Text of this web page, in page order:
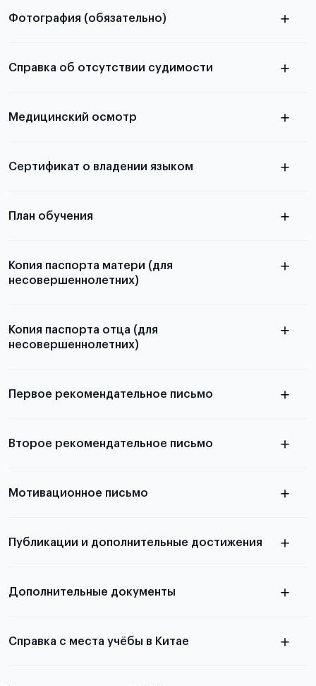
абитуриентов, изложена в статье.
Фотография (обязательно)
принимаются
Справка об отсутствии судимости
Медицинский осмотр
Для примеров заполнения и пустых
Сертификат о владении языком
План обучения
Копия паспорта матери (для
несовершеннолетних)
Копия паспорта отца (для
несовершеннолетних)
выезда
Первое рекомендательное письмо
письма
Второе рекомендательное письмо
письма
Мотивационное письмо
статье
Публикации и дополнительные достижения
Дополнительные документы
Справка с места учёбы в Китае